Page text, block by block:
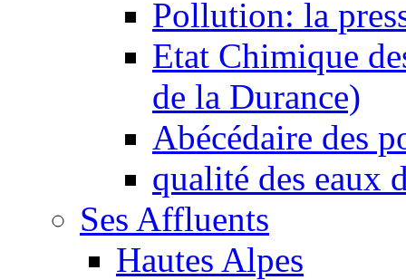
Pollution: la
Etat Chimique
de la Durance)
Abécédaire des
qualité des eaux
Ses Affluents
Hautes Alpes